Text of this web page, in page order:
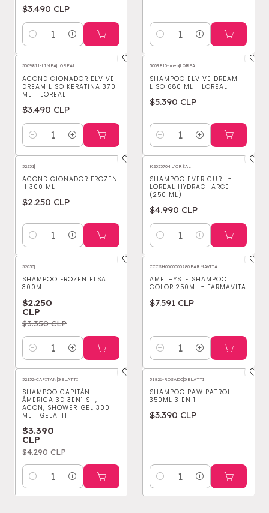
$3.490 CLP
Cantidad Cantidad
5009811-LINEA|LOREAL
ACONDICIONADOR ELVIVE
DREAM LISO KERATINA 370
ML - LOREAL
$3.490 CLP
Cantidad
5009810-linea|LOREAL
SHAMPOO ELVIVE DREAM
LISO 680 ML - LOREAL
$5.390 CLP
Cantidad
52231|
ACONDICIONADOR FROZEN
II 300 ML
$2.250 CLP
Cantidad
K2353704|L'ORÉAL
SHAMPOO EVER CURL -
LOREAL HYDRACHARGE
(250 ML)
$4.990 CLP
Cantidad
-33%OFF
52053|
SHAMPOO FROZEN ELSA
300ML
$2.250
CLP
$3.350 CLP
Cantidad
CCCSH0000000280|FARMAVITA
AMETHYSTE SHAMPOO
COLOR 250ML - FARMAVITA
$7.591 CLP
Cantidad
-21%OFF
52152-CAPITAN|GELATTI
SHAMPOO CAPITÁN
ÁMERICA 3D 3EN1 SH,
ACON, SHOWER-GEL 300
ML - GELATTI
$3.390
CLP
$4.290 CLP
Cantidad
51826-ROSADO|GELATTI
SHAMPOO PAW PATROL
350ML 3 EN 1
$3.390 CLP
Cantidad